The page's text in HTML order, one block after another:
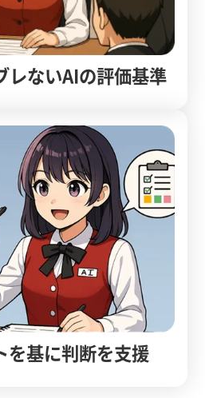
レないAIの評価基準
を基に判断を支援